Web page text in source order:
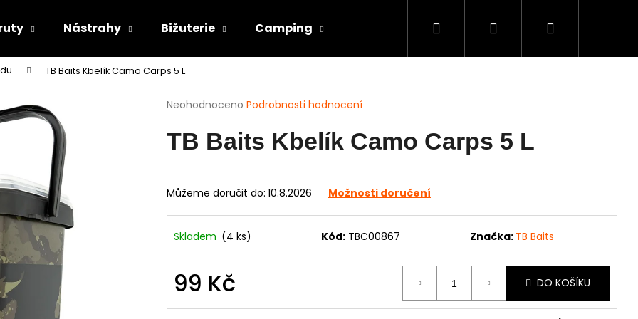
Nástrahy Bižuterie Camping Péče o úlovky BAZAR použité zboží
Hledat PřihlášeníNákupní
TB Baits Kbelík Camo Carps 5 L
Průměrné
produktu
hvězdiček.
Neohodnoceno Podrobnosti hodnocení
TB Baits Kbelík Camo Carps 5 L
Můžeme doručit do: 10.8.2026 Možnosti doručení
Skladem (4 ks) Kód: TBC00867 Značka: TB Baits
99 Kč
cena:
DO KOŠÍKU
Co potřebujete najít?
HLEDAT
Doporučujeme